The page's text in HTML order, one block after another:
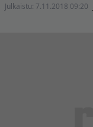
Julkaistu: 7.11.2018 09:20